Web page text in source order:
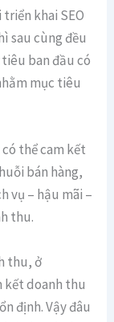
khai SEO
sau cùng đều
ban đầu có
mục tiêu
có thể cam kết
bán hàng,
vụ – hậu mãi –
thu.
thu, ở
kết doanh thu
định. Vậy đâu